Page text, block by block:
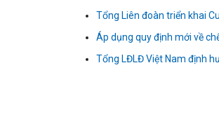
Tổng Liên đoàn triển khai
Áp dụng quy định mới về
Tổng LĐLĐ Việt Nam định